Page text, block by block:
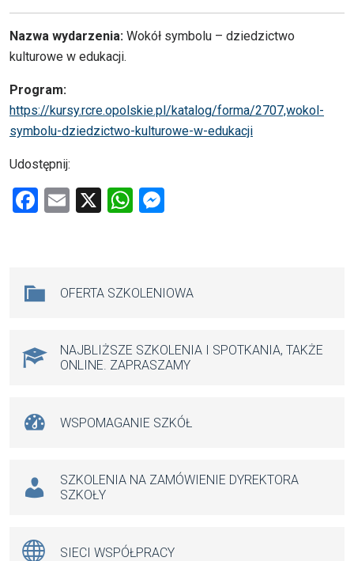
Nazwa wydarzenia: Wokół symbolu – dziedzictwo
kulturowe w edukacji.
Program:
https://kursy.rcre.opolskie.pl/katalog/forma/2707,wokol-
symbolu-dziedzictwo-kulturowe-w-edukacji
Udostępnij:
F
o
k
E
X
W
A
p
g
OFERTA SZKOLENIOWA
NAJBLIŻSZE SZKOLENIA I SPOTKANIA, TAKŻE
ONLINE. ZAPRASZAMY
WSPOMAGANIE SZKÓŁ
SZKOLENIA NA ZAMÓWIENIE DYREKTORA
SZKOŁY
SIECI WSPÓŁPRACY